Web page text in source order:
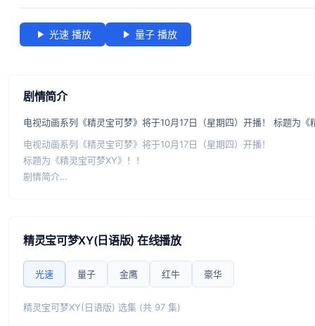
光速 播放 量子 播放
剧情简介
电视动画系列《精灵宝可梦》将于10月17日（星期四）开播！ 标题为
电视动画系列《精灵宝可梦》将于10月17日（星期四）开播！
标题为《精灵宝可梦XY》！！
剧情简介
精灵宝可梦XY(日语版) 在线播放
光速 量子 金鹰 红牛 豪华
精灵宝可梦XY(日语版) 选集 (共 97 集)